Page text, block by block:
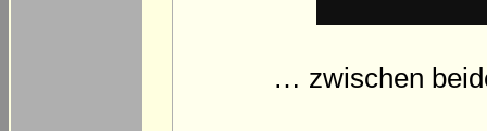
… zwischen